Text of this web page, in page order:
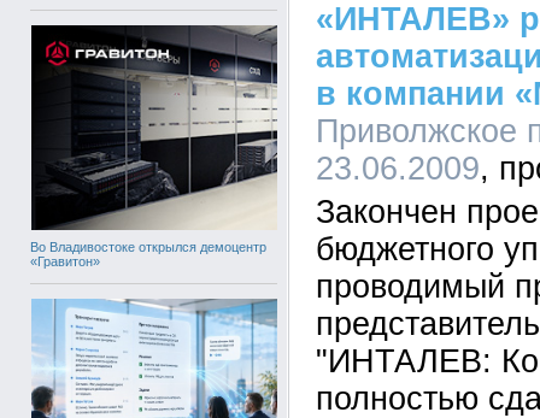
Во Владивостоке открылся демоцентр
«Гравитон»
«ИНТАЛЕВ»
в компании
Приволжское
23.06.2009
Закончен
бюджетного
проводимый
"ИНТАЛЕВ:
полностью